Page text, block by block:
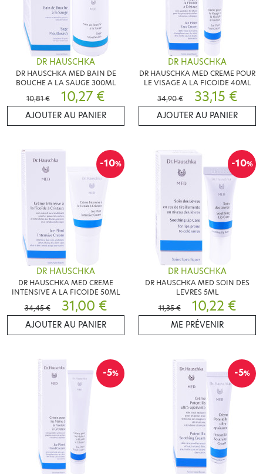
DR HAUSCHKA
DR HAUSCHKA MED BAIN DE
BOUCHE A LA SAUGE 300ML
10,81 €
10,27 €
AJOUTER AU PANIER
DR HAUSCHKA
DR HAUSCHKA MED CREME POUR
LE VISAGE A LA FICOIDE 40ML
34,90 €
33,15 €
AJOUTER AU PANIER
-10%
DR HAUSCHKA
DR HAUSCHKA MED CREME
INTENSIVE A LA FICOIDE 50ML
34,45 €
31,00 €
AJOUTER AU PANIER
-10%
DR HAUSCHKA
DR HAUSCHKA MED SOIN DES
LEVRES 5ML
11,35 €
10,22 €
ME PRÉVENIR
-5% -5%